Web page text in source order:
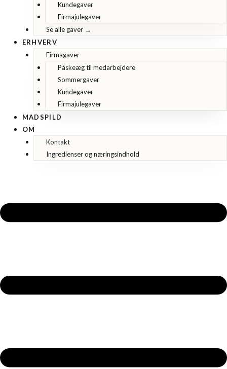
Kundegaver
Firmajulegaver
Se alle gaver →
ERHVERV
Firmagaver
Påskeæg til medarbejdere
Sommergaver
Kundegaver
Firmajulegaver
MADSPILD
OM
Kontakt
Ingredienser og næringsindhold